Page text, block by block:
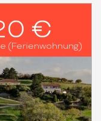
€
(Ferienwohnung)